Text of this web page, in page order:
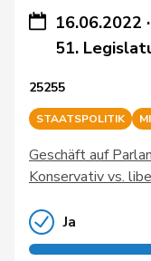
16.06.2022
51.
25255
STAATSPOLITIK
Geschäft auf
Konservativ vs.
Ja